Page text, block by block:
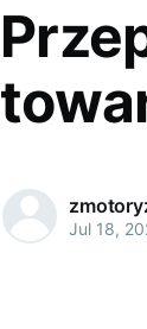
Jul 18,